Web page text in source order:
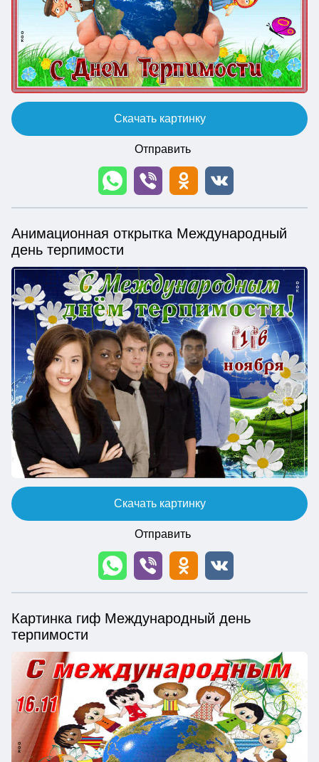
Скачать картинку
Отправить
Анимационная открытка Международный
день терпимости
Скачать картинку
Отправить
Картинка гиф Международный день
терпимости